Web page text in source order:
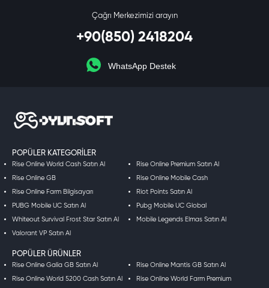
Çağrı Merkezimizi arayın
+90(850) 2418204
WhatsApp Destek
POPÜLER KATEGORILER
Rise Online World Cash Satın Al Rise Online Premium Satın Al
Rise Online GB Rise Online Mobile Cash
Rise Online Farm Bilgisayarı Riot Points Satın Al
PUBG Mobile UC Satın Al Pubg Mobile UC Global
Whiteout Survival Frost Star Satın Al Mobile Legends Elmas Satın Al
Valorant VP Satın Al
POPÜLER ÜRÜNLER
Rise Online Galia GB Satın Al Rise Online Mantis GB Satın Al
Rise Online World 5200 Cash Satın Al Rise Online World Farm Premium